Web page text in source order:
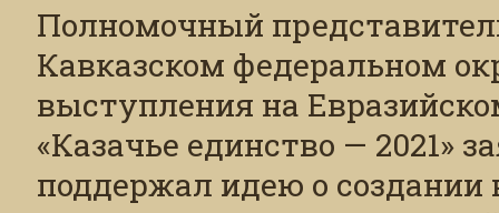
Полномочный
Кавказском федеральном
выступления на
«Казачье единство — 2021»
поддержал идею о создании